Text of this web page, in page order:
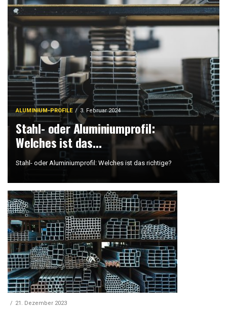
ALUMINIUM-PROFILE 3. Februar 2024
Stahl- oder Aluminiumprofil:
Welches ist das...
Stahl- oder Aluminiumprofil: Welches ist das richtige?
21. Dezember 2023